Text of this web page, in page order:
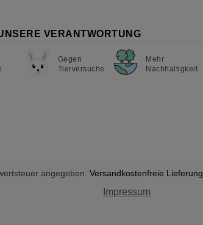
VERANTWORTUNG
Gegen
Tierversuche
Mehr
Nachhaltigkeit
angegeben. Versandkostenfreie Lieferung
Impressum